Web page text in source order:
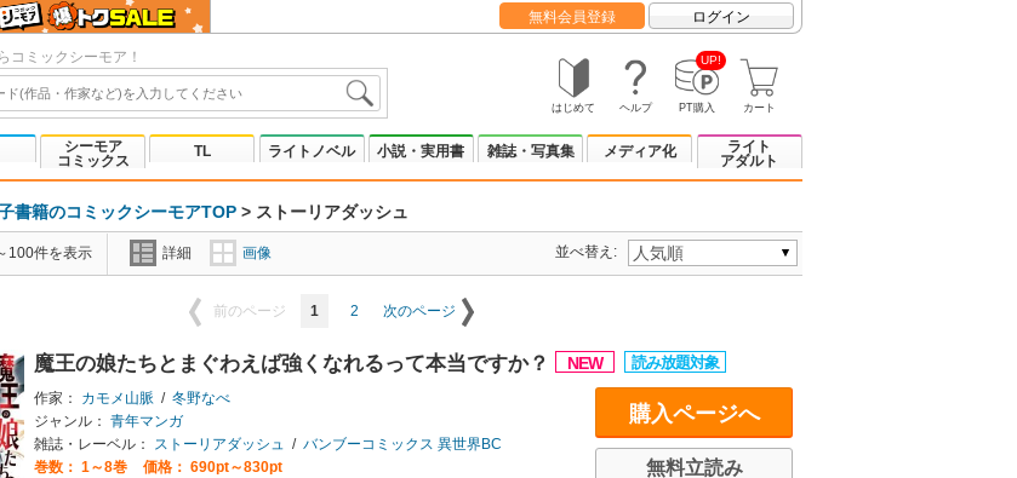
無料会員登録 ログイン
コミックシーモア！
はじめて ヘルプ
UP!
PT購入 カート
シーモア
コミックス
TL ライトノベル 小説・実用書 雑誌・写真集 メディア化
ライト
アダルト
書籍のコミックシーモアTOP > ストーリアダッシュ
100件を表示 詳細 画像 並べ替え:
前のページ 1 2 次のページ
魔王の娘たちとまぐわえば強くなれるって本当ですか？
作家： カモメ山脈 / 冬野なべ
ジャンル： 青年マンガ
雑誌・レーベル：
ストーリアダッシュ / バンブーコミックス 異世界BC
巻数： 1～8巻
価格： 690pt～830pt
購入ページへ
無料立読み